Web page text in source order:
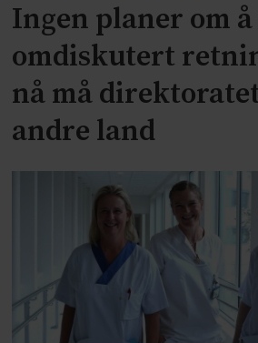
Ingen planer om
omdiskutert
nå må
andre land